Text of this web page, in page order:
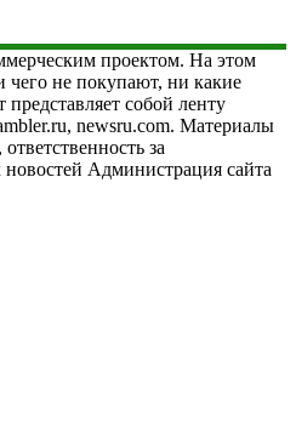
проектом. На этом
чего не покупают, ни какие
собой ленту
newsru.com. Материалы
за
Администрация сайта